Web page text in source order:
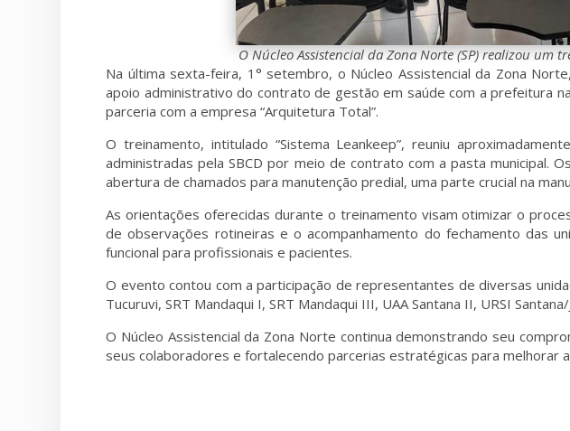
O Núcleo Assistencial da Zona Norte (SP) realizou um
Na última sexta-feira, 1° setembro, o Núcleo Assistencial da Zona
apoio administrativo do contrato de gestão em saúde com a prefeitura
parceria com a empresa “Arquitetura Total”.
O treinamento, intitulado “Sistema Leankeep”, reuniu
administradas pela SBCD por meio de contrato com a pasta municipal.
abertura de chamados para manutenção predial, uma parte crucial na
As orientações oferecidas durante o treinamento visam otimizar o
de observações rotineiras e o acompanhamento do fechamento das
funcional para profissionais e pacientes.
O evento contou com a participação de representantes de diversas
Tucuruvi, SRT Mandaqui I, SRT Mandaqui III, UAA Santana II, URSI
O Núcleo Assistencial da Zona Norte continua demonstrando seu
seus colaboradores e fortalecendo parcerias estratégicas para melhorar